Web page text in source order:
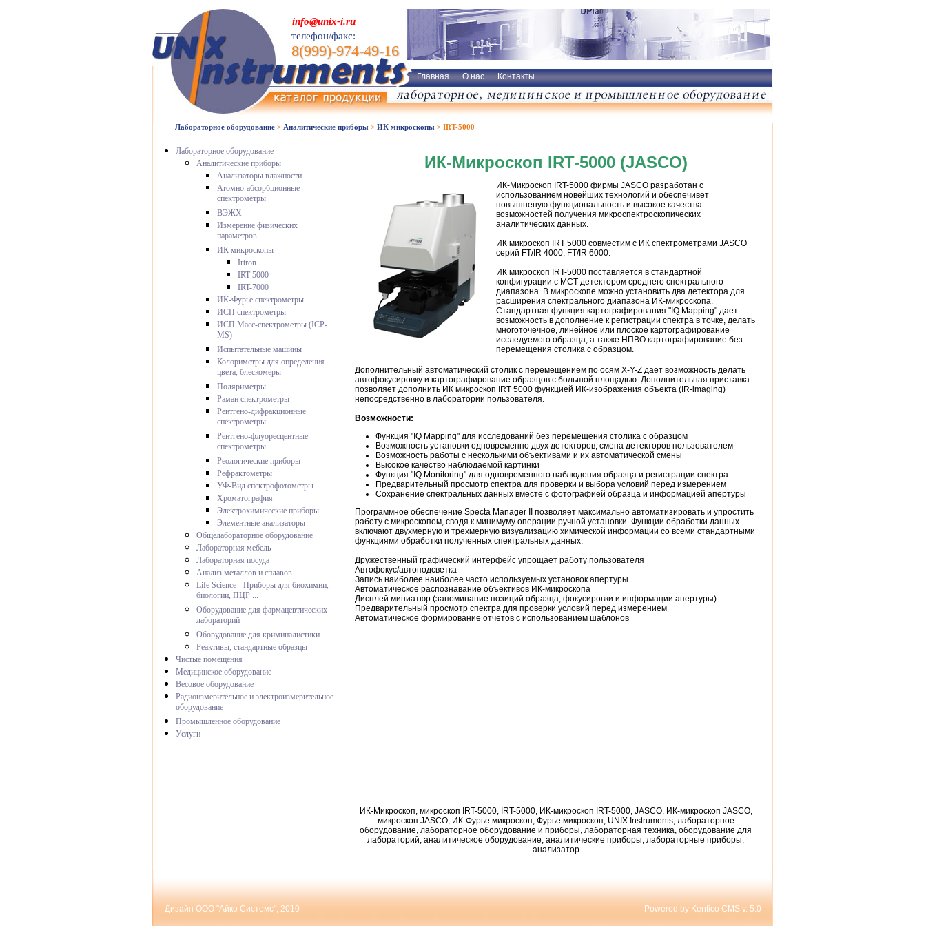
info@unix-i.ru
телефон/факс:
8(999)-974-49-16
Главная О нас Контакты
Лабораторное оборудование > Аналитические приборы > ИК микроскопы > IRT-5000
Лабораторное оборудование
Аналитические приборы
Анализаторы влажности
Атомно-абсорбционные
спектрометры
ВЭЖХ
Измерение физических
параметров
ИК микроскопы
Irtron
IRT-5000
IRT-7000
ИК-Фурье спектрометры
ИСП спектрометры
ИСП Масс-спектрометры (ICP-
MS)
Испытательные машины
Колориметры для определения
цвета, блескомеры
Поляриметры
Раман спектрометры
Рентгено-дифракционные
спектрометры
Рентгено-флуоресцентные
спектрометры
Реологические приборы
Рефрактометры
УФ-Вид спектрофотометры
Хроматография
Электрохимические приборы
Элементные анализаторы
Общелабораторное оборудование
Лабораторная мебель
Лабораторная посуда
Анализ металлов и сплавов
Life Science - Приборы для биохимии,
биологии, ПЦР ...
Оборудование для фармацевтических
лабораторий
Оборудование для криминалистики
Реактивы, стандартные образцы
Чистые помещения
Медицинское оборудование
Весовое оборудование
Радиоизмерительное и электроизмерительное
оборудование
Промышленное оборудование
Услуги
ИК-Микроскоп IRT-5000 (JASCO)
ИК-Микроскоп IRT-5000 фирмы JASCO разработан с
использованием новейших технологий и обеспечивет
повышненую функциональность и высокое качества
возможностей получения микроспектроскопических
аналитических данных.
ИК микроскоп IRT 5000 совместим с ИК спектрометрами JASCO
серий FT/IR 4000, FT/IR 6000.
ИК микроскоп IRT-5000 поставляется в стандартной
конфигурации с MCT-детектором среднего спектрального
диапазона. В микроскопе можно установить два детектора для
расширения спектрального диапазона ИК-микроскопа.
Стандартная функция картографирования "IQ Mapping" дает
возможность в дополнение к регистрации спектра в точке, делать
многоточечное, линейное или плоское картографирование
исследуемого образца, а также НПВО картографирование без
перемещения столика с образцом.
Дополнительный автоматический столик с перемещением по осям X-Y-Z дает возможность делать
автофокусировку и картографирование образцов с большой площадью. Дополнительная приставка
позволяет дополнить ИК микроскоп IRT 5000 функцией ИК-изображения объекта (IR-imaging)
непосредственно в лаборатории пользователя.
Возможности:
Функция "IQ Mapping" для исследований без перемещения столика с образцом
Возможность установки одновременно двух детекторов, смена детекторов пользователем
Возможность работы с несколькими объективами и их автоматической смены
Высокое качество наблюдаемой картинки
Функция "IQ Monitoring" для одновременного наблюдения образца и регистрации спектра
Предварительный просмотр спектра для проверки и выбора условий перед измерением
Сохранение спектральных данных вместе с фотографией образца и информацией апертуры
Программное обеспечение Specta Manager II позволяет максимально автоматизировать и упростить
работу с микроскопом, сводя к минимуму операции ручной установки. Функции обработки данных
включают двухмерную и трехмерную визуализацию химической информации со всеми стандартными
функциями обработки полученных спектральных данных.
Дружественный графический интерфейс упрощает работу пользователя
Автофокус/автоподсветка
Запись наиболее наиболее часто используемых установок апертуры
Автоматическое распознавание объективов ИК-микроскопа
Дисплей миниатюр (запоминание позиций образца, фокусировки и информации апертуры)
Предварительный просмотр спектра для проверки условий перед измерением
Автоматическое формирование отчетов с использованием шаблонов
ИК-Микроскоп, микроскоп IRT-5000, IRT-5000, ИК-микроскоп IRT-5000, JASCO, ИК-микроскоп JASCO,
микроскоп JASCO, ИК-Фурье микроскоп, Фурье микроскоп, UNIX Instruments, лабораторное
оборудование, лабораторное оборудование и приборы, лабораторная техника, оборудование для
лабораторий, аналитическое оборудование, аналитические приборы, лабораторные приборы,
анализатор
Дизайн ООО "Айко Системс", 2010 Powered by Kentico CMS v. 5.0